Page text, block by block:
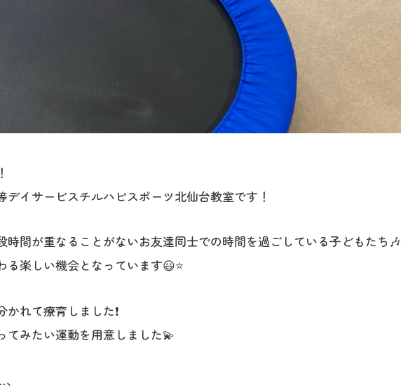
デイサービスチルハピスポーツ北仙台教室です！
時間が重なることがないお友達同士での時間を過ごしている子どもたち🎶
る楽しい機会となっています😃⭐️
れて療育しました❗️
てみたい運動を用意しました💫